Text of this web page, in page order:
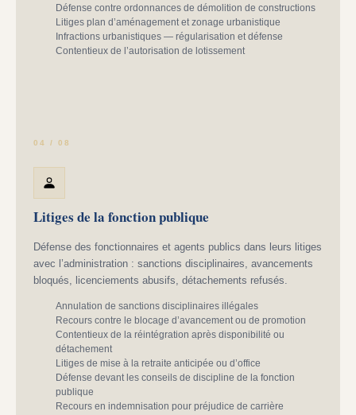
Défense contre ordonnances de démolition de constructions
Litiges plan d’aménagement et zonage urbanistique
Infractions urbanistiques — régularisation et défense
Contentieux de l’autorisation de lotissement
04 / 08
Litiges de la fonction publique
Défense des fonctionnaires et agents publics dans leurs litiges
avec l’administration : sanctions disciplinaires, avancements
bloqués, licenciements abusifs, détachements refusés.
Annulation de sanctions disciplinaires illégales
Recours contre le blocage d’avancement ou de promotion
Contentieux de la réintégration après disponibilité ou
détachement
Litiges de mise à la retraite anticipée ou d’office
Défense devant les conseils de discipline de la fonction
publique
Recours en indemnisation pour préjudice de carrière